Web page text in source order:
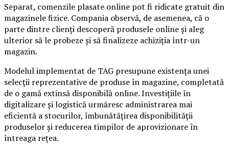
Separat, comenzile plasate online pot fi ridicate gratuit din
magazinele fizice. Compania observă, de asemenea, că o
parte dintre clienți descoperă produsele online și aleg
ulterior să le probeze și să finalizeze achiziția într-un
magazin.
Modelul implementat de TAG presupune existența unei
selecții reprezentative de produse în magazine, completată
de o gamă extinsă disponibilă online. Investițiile în
digitalizare și logistică urmăresc administrarea mai
eficientă a stocurilor, îmbunătățirea disponibilității
produselor și reducerea timpilor de aprovizionare în
întreaga rețea.